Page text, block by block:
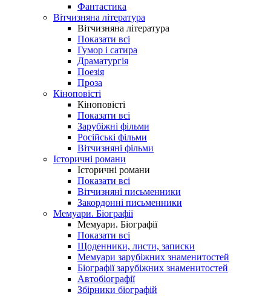
Фантастика
Вітчизняна література
Вітчизняна література
Показати всі
Гумор і сатира
Драматургія
Поезія
Проза
Кіноповісті
Кіноповісті
Показати всі
Зарубіжні фільми
Російські фільми
Вітчизняні фільми
Історичні романи
Історичні романи
Показати всі
Вітчизняні письменники
Закордонні письменники
Мемуари. Біографії
Мемуари. Біографії
Показати всі
Щоденники, листи, записки
Мемуари зарубіжних знаменитостей
Біографії зарубіжних знаменитостей
Автобіографії
Збірники біографій